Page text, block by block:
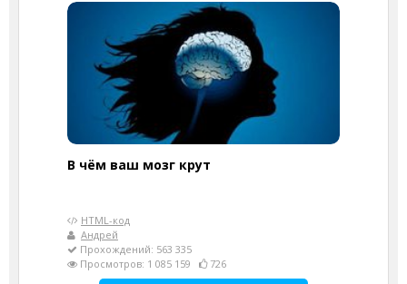
В чём ваш мозг крут
HTML-код
Андрей
Прохождений: 563 335
Просмотров: 1 085 159
726